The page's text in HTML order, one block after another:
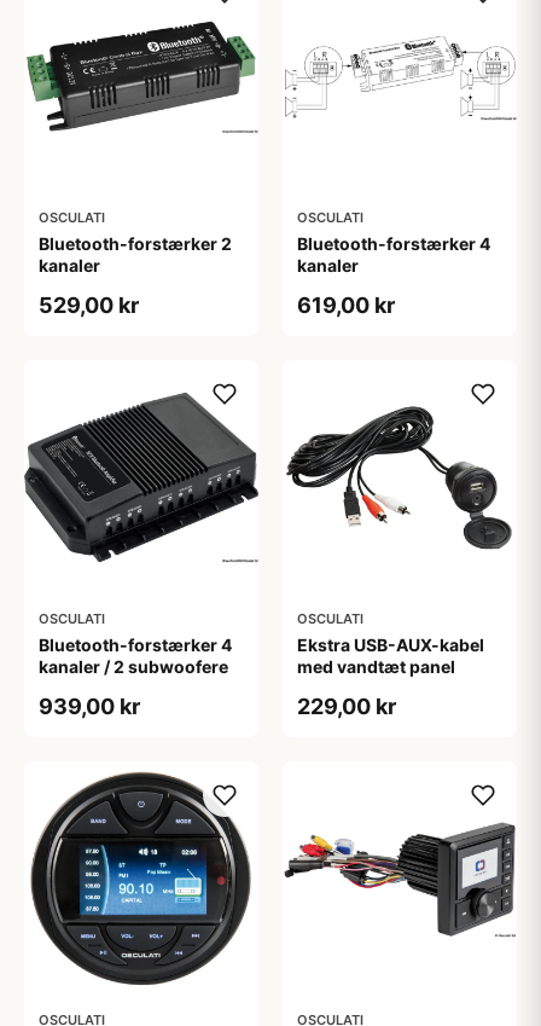
OSCULATI
Bluetooth-forstærker 2
kanaler
529,00 kr
OSCULATI
Bluetooth-forstærker 4
kanaler
619,00 kr
OSCULATI
Bluetooth-forstærker 4
kanaler / 2 subwoofere
939,00 kr
OSCULATI
Ekstra USB-AUX-kabel
med vandtæt panel
229,00 kr
OSCULATI OSCULATI